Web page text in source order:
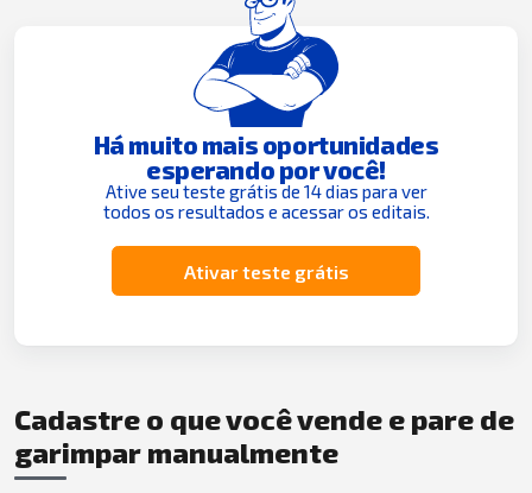
Há muito mais oportunidades
esperando por você!
Ative seu teste grátis de 14 dias para ver
todos os resultados e acessar os editais.
Ativar teste grátis
Cadastre o que você vende e pare de
garimpar manualmente